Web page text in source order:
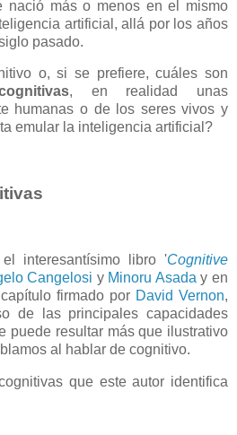
nació más o menos en el mismo
artificial, allá por los años
pasado.
o, si se prefiere, cuáles son
, en realidad unas
humanas o de los seres vivos y
emular la inteligencia artificial?
interesantísimo libro 'Cognitive
Cangelosi y Minoru Asada y en
firmado por David Vernon,
de las principales capacidades
puede resultar más que ilustrativo
al hablar de cognitivo.
que este autor identifica